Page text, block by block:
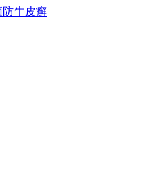
防牛皮癣